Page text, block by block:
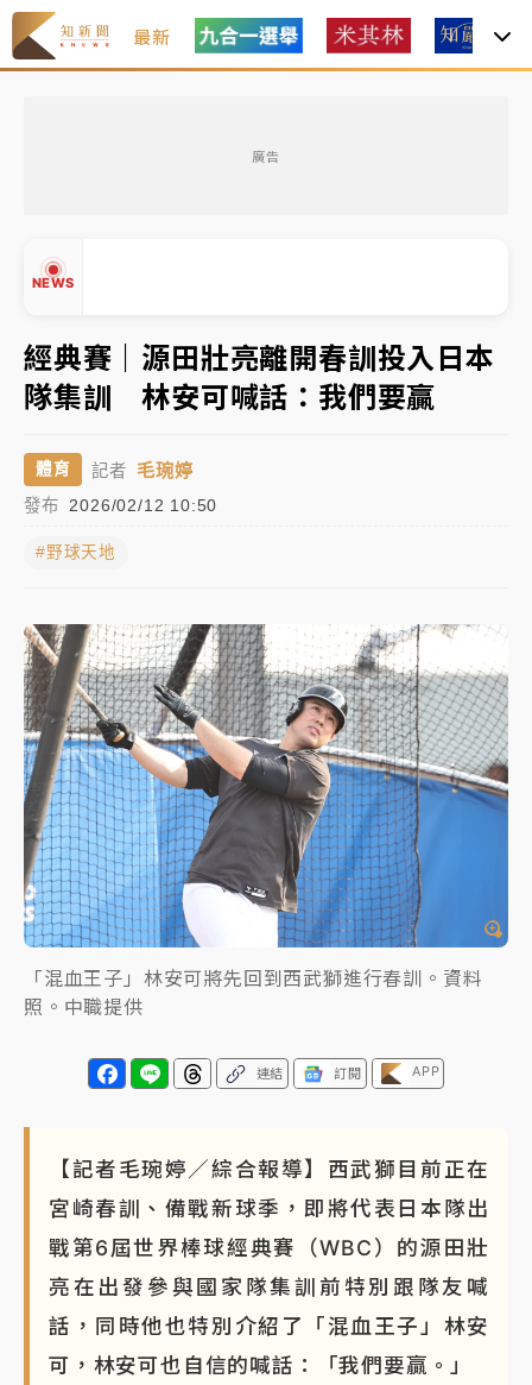
最新
廣告
NEWS
有片｜
連根拔起
中颱白海豚風雨來了！中部以北防豪雨 今晚、明天影
響最劇烈
白海豚逼近！北市水門只出不進 未移置車輛最高罰
油價持續凍漲！ 中油宣布下周一汽柴油價格維持不變
有片｜ 白海豚暴風圈逼近！新北淡水赫見龍捲風 榕樹
連根拔起
中颱白海豚風雨來了！中部以北防豪雨 今晚、明天影
響最劇烈
白海豚逼近！北市水門只出不進 未移置車輛最高罰
4800＋拖吊費
經典賽｜源田壯亮離開春訓投入日本
隊集訓 林安可喊話：我們要贏
體育 記者 毛琬婷
發布 2026/02/12 10:50
#野球天地
「混血王子」林安可將先回到西武獅進行春訓。資料
照。中職提供
連結 訂閱 APP
【記者毛琬婷／綜合報導】西武獅目前正在
宮崎春訓、備戰新球季，即將代表日本隊出
戰第6屆世界棒球經典賽（WBC）的源田壯
亮在出發參與國家隊集訓前特別跟隊友喊
話，同時他也特別介紹了「混血王子」林安
可，林安可也自信的喊話：「我們要贏。」